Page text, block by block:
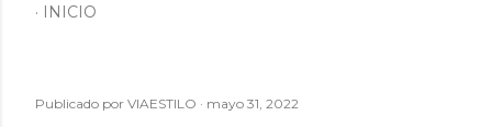
INICIO
Publicado por VIAESTILO mayo 31, 2022